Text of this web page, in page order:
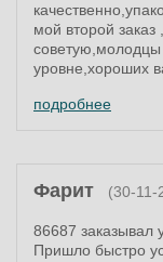
мой второй
уровне,хороших
подробнее
Фарит (30-11-
86687 заказывал
Пришло быстро